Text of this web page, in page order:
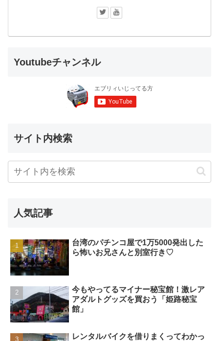
Youtubeチャンネル
サイト内検索
人気記事
台湾のパチンコ屋で1万5000発出した
ら怖いお兄さんと別室行き♡
今もやってるマイナー秘宝館！激レア
アダルトグッズを買おう「姫路秘宝
館」
レンタルバイクを借りまくってわかっ